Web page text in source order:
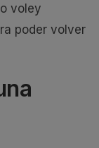
voley
poder volver